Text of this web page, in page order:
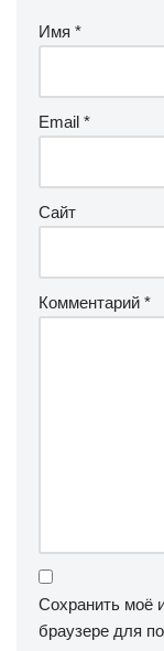
Имя *
Email *
Сайт
Комментарий *
Сохранить моё
браузере для